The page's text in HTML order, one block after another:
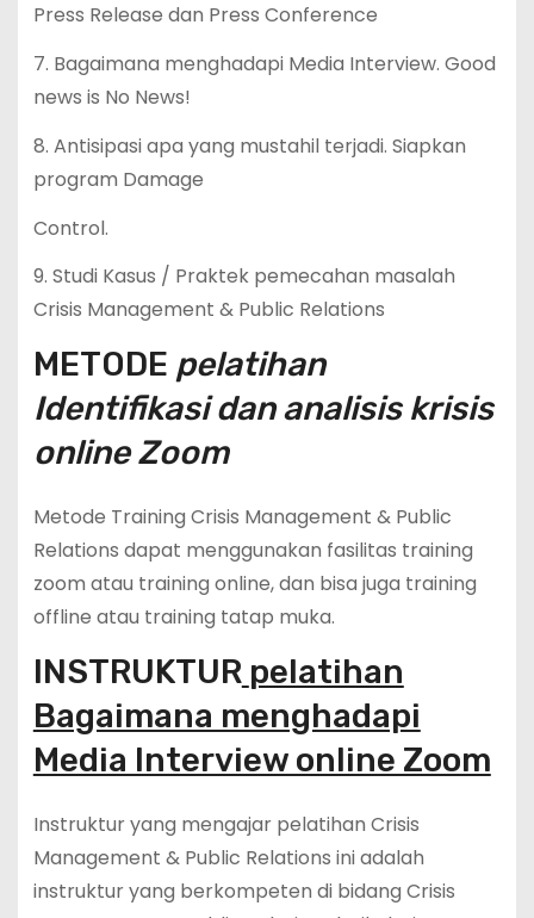
Press Release dan Press Conference
7. Bagaimana menghadapi Media Interview. Good
news is No News!
8. Antisipasi apa yang mustahil terjadi. Siapkan
program Damage
Control.
9. Studi Kasus / Praktek pemecahan masalah
Crisis Management & Public Relations
METODE pelatihan
Identifikasi dan analisis krisis
online Zoom
Metode Training Crisis Management & Public
Relations dapat menggunakan fasilitas training
zoom atau training online, dan bisa juga training
offline atau training tatap muka.
INSTRUKTUR pelatihan
Bagaimana menghadapi
Media Interview online Zoom
Instruktur yang mengajar pelatihan Crisis
Management & Public Relations ini adalah
instruktur yang berkompeten di bidang Crisis